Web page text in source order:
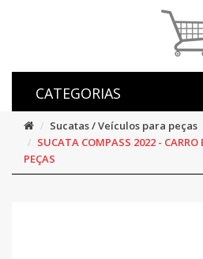
CATEGORIAS
Sucatas / Veículos para peças
SUCATA COMPASS 2022 -
PEÇAS